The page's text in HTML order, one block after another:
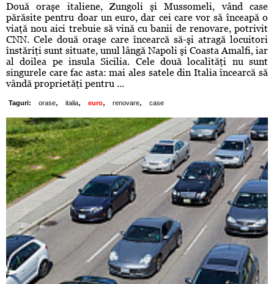
Două oraşe italiene, Zungoli şi Mussomeli, vând case
părăsite pentru doar un euro, dar cei care vor să înceapă o
viaţă nou aici trebuie să vină cu banii de renovare, potrivit
CNN. Cele două oraşe care încearcă să-şi atragă locuitori
înstăriţi sunt situate, unul lângă Napoli şi Coasta Amalfi, iar
al doilea pe insula Sicilia. Cele două localităţi nu sunt
singurele care fac asta: mai ales satele din Italia încearcă să
vândă proprietăţi pentru ...
Taguri: orase, italia, euro, renovare, case